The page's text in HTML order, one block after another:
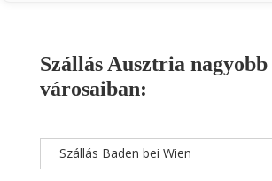
Szállás Ausztria nagyobb
városaiban:
Szállás Baden bei Wien